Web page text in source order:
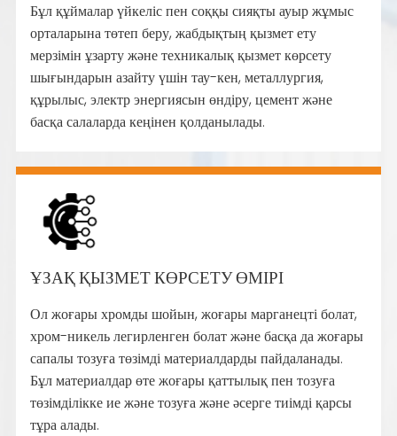
Бұл құймалар үйкеліс пен соққы сияқты ауыр жұмыс
орталарына төтеп беру, жабдықтың қызмет ету
мерзімін ұзарту және техникалық қызмет көрсету
шығындарын азайту үшін тау-кен, металлургия,
құрылыс, электр энергиясын өндіру, цемент және
басқа салаларда кеңінен қолданылады.
ҰЗАҚ ҚЫЗМЕТ КӨРСЕТУ ӨМІРІ
Ол жоғары хромды шойын, жоғары марганецті болат,
хром-никель легирленген болат және басқа да жоғары
сапалы тозуға төзімді материалдарды пайдаланады.
Бұл материалдар өте жоғары қаттылық пен тозуға
төзімділікке ие және тозуға және әсерге тиімді қарсы
тұра алады.